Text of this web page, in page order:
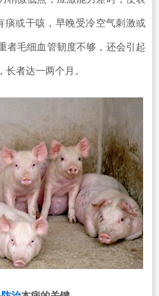
痰或干咳，早晚受冷空气刺激或
者毛细血管韧度不够，还会引起
者达一两个月。